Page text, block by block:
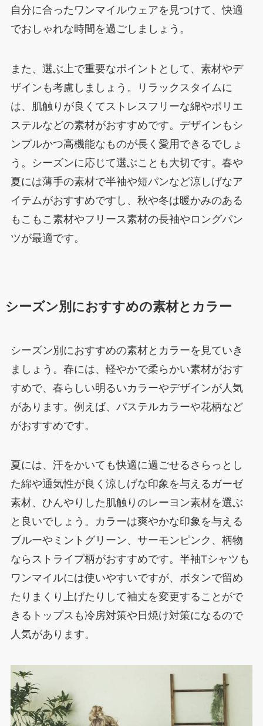
自分に合ったワンマイルウェアを見つけて、快適
でおしゃれな時間を過ごしましょう。
また、選ぶ上で重要なポイントとして、素材やデ
ザインも考慮しましょう。リラックスタイムに
は、肌触りが良くてストレスフリーな綿やポリエ
ステルなどの素材がおすすめです。デザインもシ
ンプルかつ高機能なものが長く愛用できるでしょ
う。シーズンに応じて選ぶことも大切です。春や
夏には薄手の素材で半袖や短パンなど涼しげなア
イテムがおすすめですし、秋や冬は暖かみのある
もこもこ素材やフリース素材の長袖やロングパン
ツが最適です。
シーズン別におすすめの素材とカラー
シーズン別におすすめの素材とカラーを見ていき
ましょう。春には、軽やかで柔らかい素材がおす
すめで、春らしい明るいカラーやデザインが人気
があります。例えば、パステルカラーや花柄など
がおすすめです。
夏には、汗をかいても快適に過ごせるさらっとし
た綿や通気性が良く涼しげな印象を与えるガーゼ
素材、ひんやりした肌触りのレーヨン素材を選ぶ
と良いでしょう。カラーは爽やかな印象を与える
ブルーやミントグリーン、サーモンピンク、柄物
ならストライプ柄がおすすめです。半袖Tシャツも
ワンマイルには使いやすいですが、ボタンで留め
たりまくり上げたりして袖丈を変更することがで
きるトップスも冷房対策や日焼け対策になるので
人気があります。